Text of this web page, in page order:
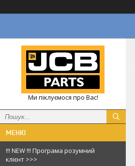
Ми піклуємося про Вас!
!!! NEW !!! Програма розумний
клієнт >>>